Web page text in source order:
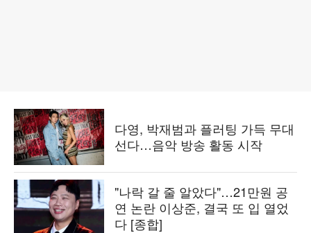
다영, 박재범과 플러팅 가득 무대
선다…음악 방송 활동 시작
"나락 갈 줄 알았다"…21만원 공
연 논란 이상준, 결국 또 입 열었
다 [종합]